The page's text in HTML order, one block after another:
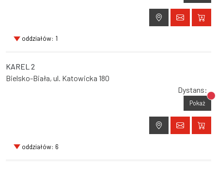
oddziałów: 1
KAREL 2
Bielsko-Biała, ul. Katowicka 180
Dystans:
Pokaż
oddziałów: 6